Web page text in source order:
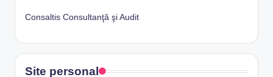
Consaltis Consultanţă şi Audit
Site personal